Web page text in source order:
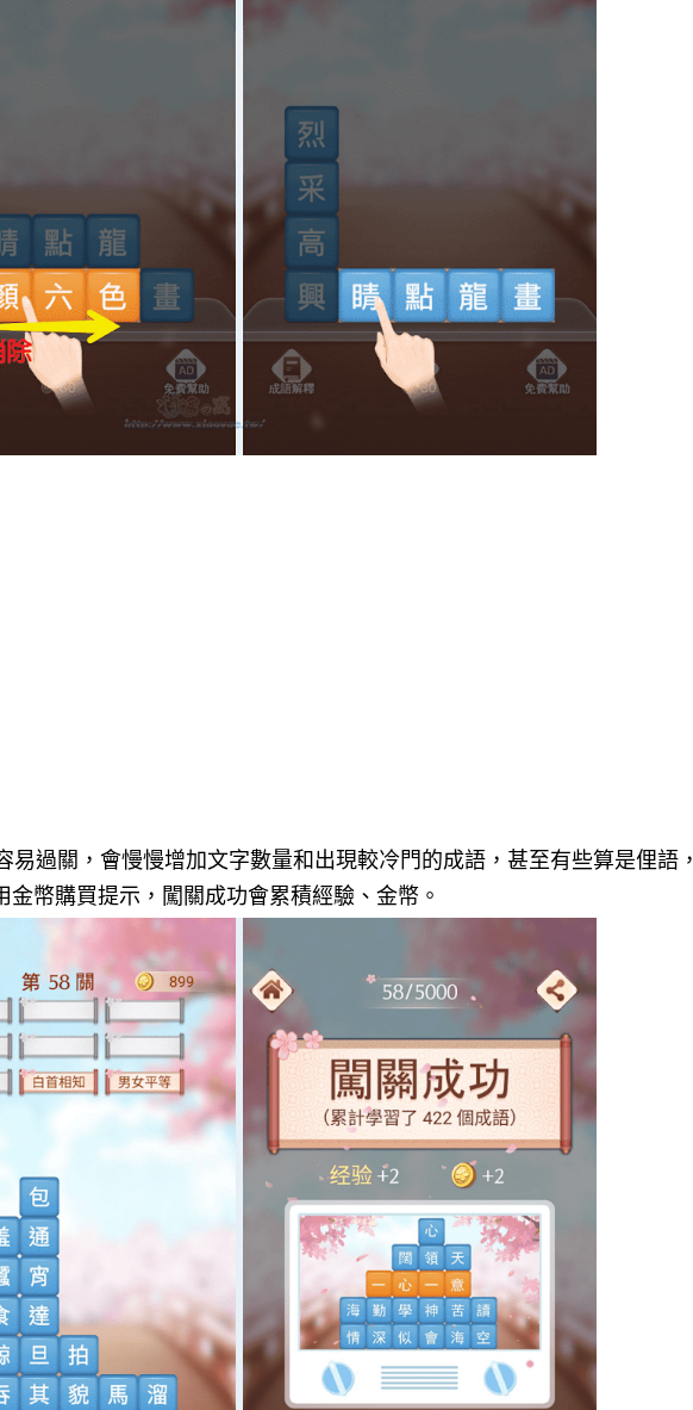
易過關，會慢慢增加文字數量和出現較冷門的成語，甚至有些算是俚語，
幣購買提示，闖關成功會累積經驗、金幣。